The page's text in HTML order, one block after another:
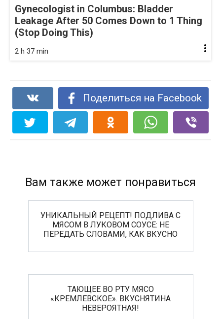
Gynecologist in Columbus: Bladder
Leakage After 50 Comes Down to 1 Thing
(Stop Doing This)
2 h 37 min
Поделиться на Facebook
Вам также может понравиться
УНИКАЛЬНЫЙ РЕЦЕПТ! ПОДЛИВА С
МЯСОМ В ЛУКОВОМ СОУСЕ: НЕ
ПЕРЕДАТЬ СЛОВАМИ, КАК ВКУСНО
ТАЮЩЕЕ ВО РТУ МЯСО
«КРЕМЛЕВСКОЕ». ВКУСНЯТИНА
НЕВЕРОЯТНАЯ!